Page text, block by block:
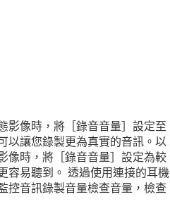
影像時，將 ［錄音音量］設定至
以讓您錄製更為真實的音訊。以
像時，將 ［錄音音量］設定為較
容易聽到。 透過使用連接的耳機
控音訊錄製音量檢查音量，檢查